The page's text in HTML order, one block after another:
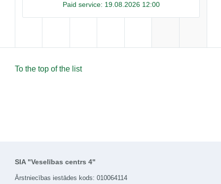
Paid service: 19.08.2026 12:00
To the top of the list
SIA "Veselības centrs 4"
Ārstniecības iestādes kods: 010064114